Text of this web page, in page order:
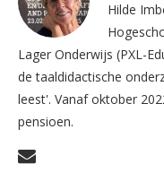
Hilde
Lager Onderwijs (PXL-
de taaldidactische
leest'. Vanaf oktober
pensioen.